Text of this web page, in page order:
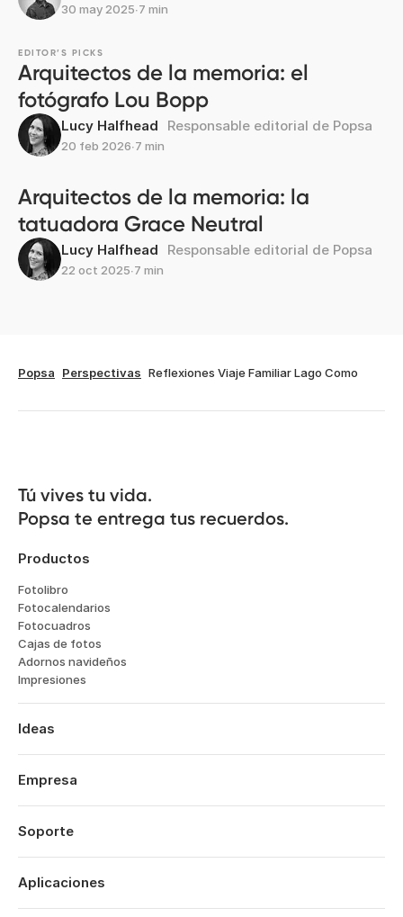
30 may 2025∙7 min
EDITOR’S PICKS
Arquitectos de la memoria: el
fotógrafo Lou Bopp
Lucy Halfhead Responsable editorial de Popsa
20 feb 2026∙7 min
Arquitectos de la memoria: la
tatuadora Grace Neutral
Lucy Halfhead Responsable editorial de Popsa
22 oct 2025∙7 min
Popsa Perspectivas Reflexiones Viaje Familiar Lago Como
Tú vives tu vida.
Popsa te entrega tus recuerdos.
Productos
Fotolibro
Fotocalendarios
Fotocuadros
Cajas de fotos
Adornos navideños
Impresiones
Ideas
Viajes
Bodas
Aniversarios
San Valentin
Empresa
Sobre nosotros
Características
Affiliates
Soporte
Iniciar sesión
Historial de pedidos
Aplicaciones
Popsa para iOS